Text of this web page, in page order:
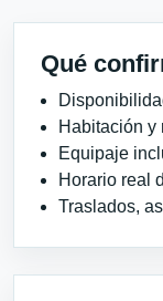
Qué
Habitación y
Equipaje
Horario real
Traslados,